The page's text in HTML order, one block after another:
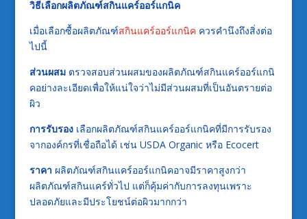
วิธีเลือกผลิตภัณฑ์สกินแคร์ออร์แกนิค
เมื่อเลือกซื้อผลิตภัณฑ์สกินแคร์ออร์แกนิคควรคำนึงถึงสิ่งต่อ
ไปนี้
ส่วนผสมตรวจสอบส่วนผสมของผลิตภัณฑ์สกินแคร์ออร์แกนิ
คอย่างละเอียดเพื่อให้แน่ใจว่าไม่มีส่วนผสมที่เป็นอันตรายต่อ
ผิว
การรับรองเลือกผลิตภัณฑ์สกินแคร์ออร์แกนิคที่มีการรับรอง
จากองค์กรที่เชื่อถือได้ เช่น USDA Organic หรือ Ecocert
ราคา ผลิตภัณฑ์สกินแคร์ออร์แกนิคอาจมีราคาสูงกว่า
ผลิตภัณฑ์สกินแคร์ทั่วไป แต่ก็คุ้มค่ากับการลงทุนเพราะ
ปลอดภัยและมีประโยชน์ต่อผิวมากกว่า